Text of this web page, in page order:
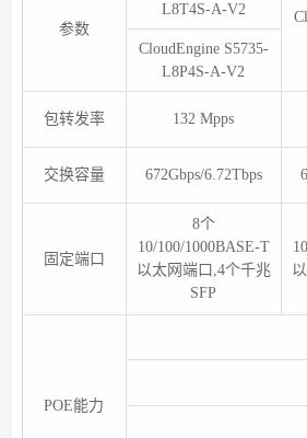
参数
L8T4S-A-V2
CloudEngine S5735-
L8P4S-A-V2
包转发率 132 Mpps
交换容量 672Gbps/6.72Tbps
固定端口
8个
10/100/1000BASE-T
以太网端口,4个千兆
SFP
POE能力